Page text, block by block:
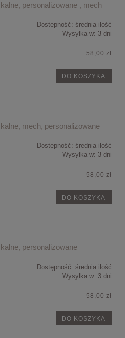
personalizowane , mech
Dostępność: średnia ilość
Wysyłka w: 3 dni
58,00 zł
DO KOSZYKA
mech, personalizowane
Dostępność: średnia ilość
Wysyłka w: 3 dni
58,00 zł
DO KOSZYKA
personalizowane
Dostępność: średnia ilość
Wysyłka w: 3 dni
58,00 zł
DO KOSZYKA